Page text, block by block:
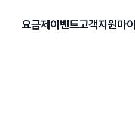
요금제 이벤트고객지원마